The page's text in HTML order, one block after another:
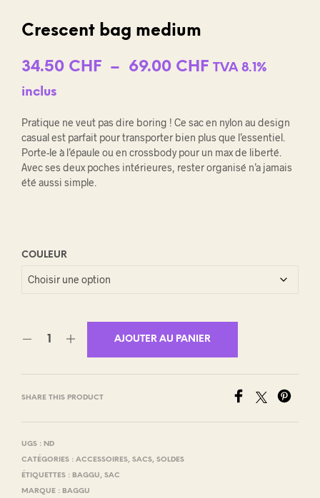
Crescent bag medium
34.50 CHF – 69.00 CHFPlage
34.50 CHF
à
TVA 8.1%
inclus
Pratique ne veut pas dire boring ! Ce sac en nylon au design
casual est parfait pour transporter bien plus que l’essentiel.
Porte-le à l’épaule ou en crossbody pour un max de liberté.
Avec ses deux poches intérieures, rester organisé n’a jamais
été aussi simple.
COULEUR
AJOUTER AU PANIER
SHARE THIS PRODUCT
UGS : ND
CATÉGORIES : ACCESSOIRES, SACS, SOLDES
ÉTIQUETTES : BAGGU, SAC
MARQUE : BAGGU